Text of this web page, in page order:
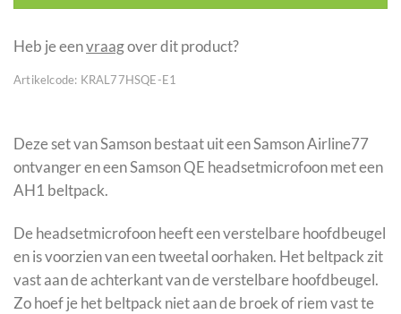
Heb je eenvraagover dit product?
Artikelcode: KRAL77HSQE-E1
Deze set van Samson bestaat uit een Samson Airline77
ontvanger en een Samson QE headsetmicrofoon met een
AH1 beltpack.
De headsetmicrofoon heeft een verstelbare hoofdbeugel
en is voorzien van een tweetal oorhaken. Het beltpack zit
vast aan de achterkant van de verstelbare hoofdbeugel.
Zo hoef je het beltpack niet aan de broek of riem vast te